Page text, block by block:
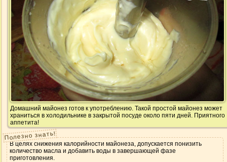
Домашний майонез готов к употреблению. Такой простой майонез может
храниться в холодильнике в закрытой посуде около пяти дней. Приятного
аппетита!
Полезно знать!
В целях снижения калорийности майонеза, допускается понизить
количество масла и добавить воды в завершающей фазе
приготовления.